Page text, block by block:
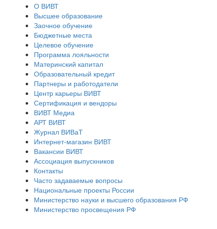
О ВИВТ
Высшее образование
Заочное обучение
Бюджетные места
Целевое обучение
Программа лояльности
Материнский капитал
Образовательный кредит
Партнеры и работодатели
Центр карьеры ВИВТ
Сертификация и вендоры
ВИВТ Медиа
АРТ ВИВТ
Журнал ВИВаТ
Интернет-магазин ВИВТ
Вакансии ВИВТ
Ассоциация выпускников
Контакты
Часто задаваемые вопросы
Национальные проекты России
Министерство науки и высшего образования РФ
Министерство просвещения РФ